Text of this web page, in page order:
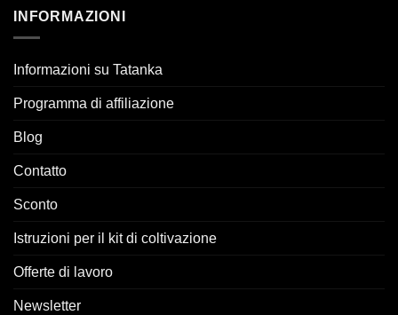
INFORMAZIONI
Informazioni su Tatanka
Programma di affiliazione
Blog
Contatto
Sconto
Istruzioni per il kit di coltivazione
Offerte di lavoro
Newsletter